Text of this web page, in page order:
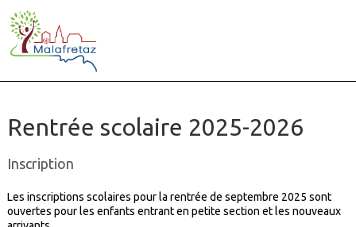
Rentrée scolaire 2025-2026
Inscription
Les inscriptions scolaires pour la rentrée de septembre 2025 sont
ouvertes pour les enfants entrant en petite section et les nouveaux